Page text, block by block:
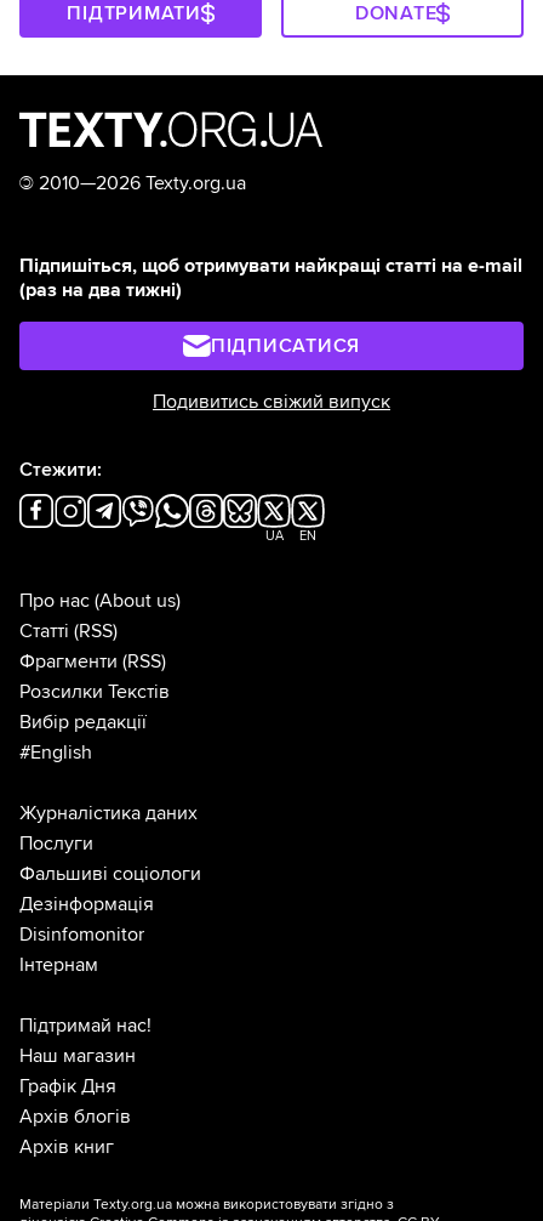
ПІДТРИМАТИ DONATE
© 2010—2026 Texty.org.ua
Підпишіться, щоб отримувати найкращі статті на e-mail
(раз на два тижні)
ПІДПИСАТИСЯ
Подивитись свіжий випуск
Стежити:
UA EN
Про нас (About us)
Статті (RSS)
Фрагменти (RSS)
Розсилки Текстів
Вибір редакції
#English
Журналістика даних
Послуги
Фальшиві соціологи
Дезінформація
Disinfomonitor
Інтернам
Підтримай нас!
Наш магазин
Графік Дня
Архів блогів
Архів книг
Матеріали Texty.org.ua можна використовувати згідно з